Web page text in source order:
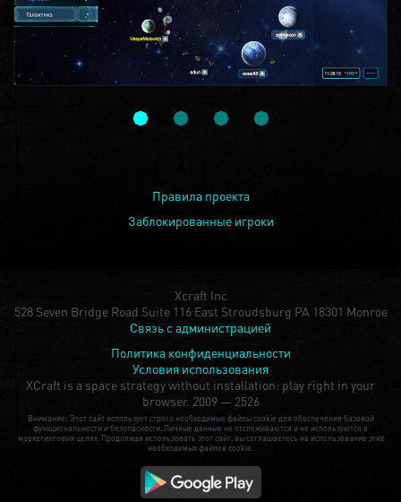
Правила проекта
Заблокированные игроки
Xcraft Inc
528 Seven Bridge Road Suite 116 East Stroudsburg PA 18301 Monroe
Связь с администрацией
Политика конфиденциальности
Условия использования
XCraft is a space strategy without installation: play right in your
browser. 2009 — 2526
Внимание: Этот сайт использует строго необходимые файлы cookie для обеспечения базовой
функциональности и безопасности. Личные данные не отслеживаются и не используются в
маркетинговых целях. Продолжая использовать этот сайт, вы соглашаетесь на использование этих
необходимых файлов cookie.